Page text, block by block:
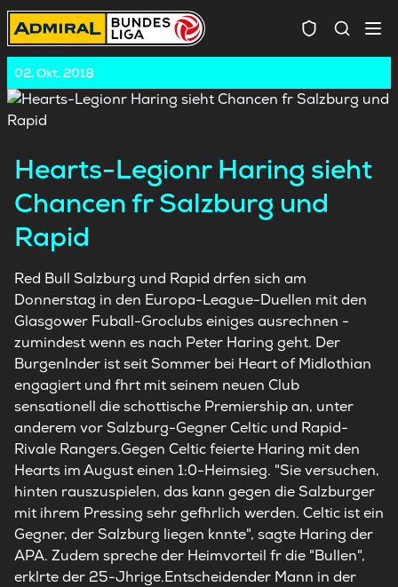
02. Okt. 2018
Hearts-Legionr Haring sieht
Chancen fr Salzburg und
Rapid
Red Bull Salzburg und Rapid drfen sich am
Donnerstag in den Europa-League-Duellen mit den
Glasgower Fuball-Groclubs einiges ausrechnen -
zumindest wenn es nach Peter Haring geht. Der
Burgenlnder ist seit Sommer bei Heart of Midlothian
engagiert und fhrt mit seinem neuen Club
sensationell die schottische Premiership an, unter
anderem vor Salzburg-Gegner Celtic und Rapid-
Rivale Rangers.Gegen Celtic feierte Haring mit den
Hearts im August einen 1:0-Heimsieg. "Sie versuchen,
hinten rauszuspielen, das kann gegen die Salzburger
mit ihrem Pressing sehr gefhrlich werden. Celtic ist ein
Gegner, der Salzburg liegen knnte", sagte Haring der
APA. Zudem spreche der Heimvorteil fr die "Bullen",
erklrte der 25-Jhrige.Entscheidender Mann in der